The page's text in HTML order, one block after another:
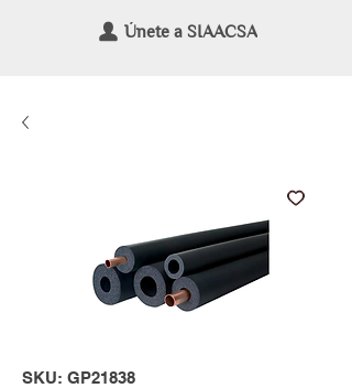
Únete a SIAACSA
SKU: GP21838